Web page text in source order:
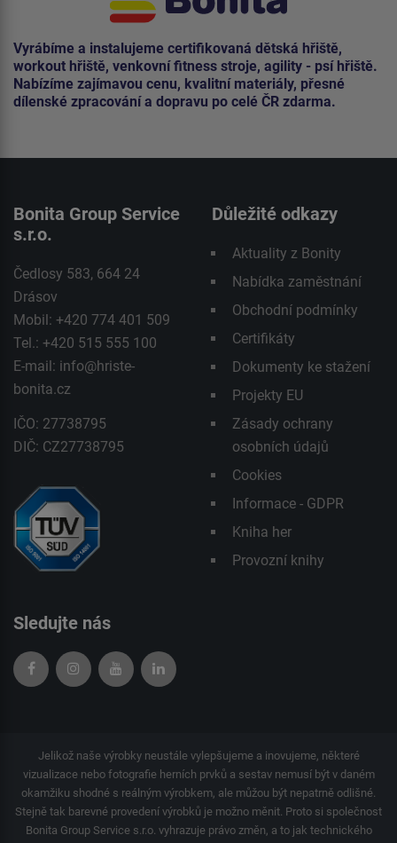
Vyrábíme a instalujeme certifikovaná dětská hřiště,
workout hřiště, venkovní fitness stroje, agility - psí hřiště.
Nabízíme zajímavou cenu, kvalitní materiály, přesné
dílenské zpracování a dopravu po celé ČR zdarma.
Bonita Group Service
s.r.o.
Čedlosy 583, 664 24
Drásov
Mobil: +420 774 401 509
Tel.: +420 515 555 100
E-mail: info@hriste-
bonita.cz
IČO: 27738795
DIČ: CZ27738795
Důležité odkazy
Aktuality z Bonity
Nabídka zaměstnání
Obchodní podmínky
Certifikáty
Dokumenty ke stažení
Projekty EU
Zásady ochrany
osobních údajů
Cookies
Informace - GDPR
Kniha her
Provozní knihy
Sledujte nás
Jelikož naše výrobky neustále vylepšujeme a inovujeme, některé
vizualizace nebo fotografie herních prvků a sestav nemusí být v daném
okamžiku shodné s reálným výrobkem, ale můžou být nepatrně odlišné.
Stejně tak barevné provedení výrobků je možno měnit. Proto si společnost
Bonita Group Service s.r.o. vyhrazuje právo změn, a to jak technického